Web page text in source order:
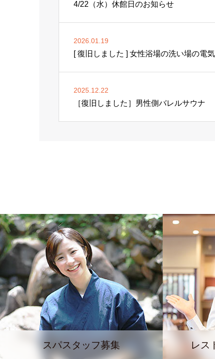
4/22（水）休館日のお知らせ
2026.01.19
[ 復旧しました ] 女性浴場の洗い場の電
2025.12.22
［復旧しました］男性側バレルサウナ
スパスタッフ募集 レス